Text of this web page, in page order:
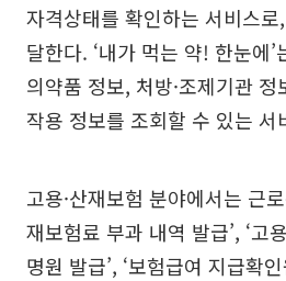
자격상태를 확인하는 서비스
달한다. ‘내가 먹는 약! 한눈에
의약품 정보, 처방·조제기관 정
작용 정보를 조회할 수 있는 서
고용·산재보험 분야에서는 근
재보험료 부과 내역 발급’, ‘고
명원 발급’, ‘보험급여 지급확